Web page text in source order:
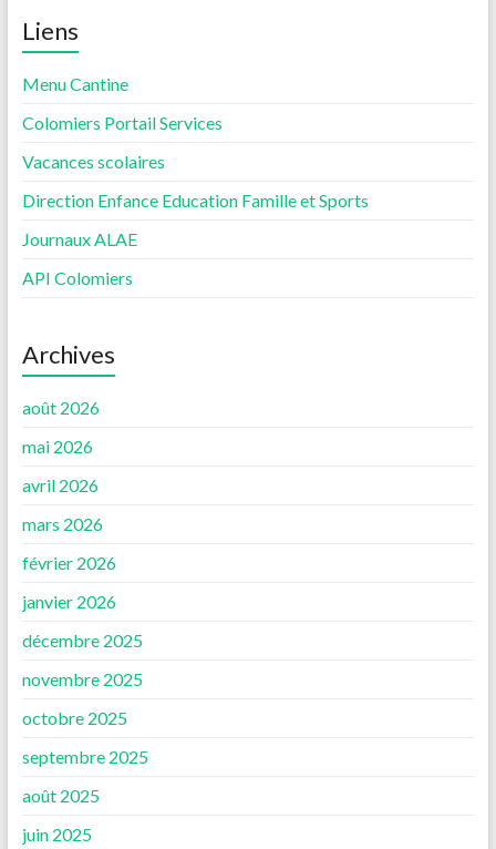
Liens
Menu Cantine
Colomiers Portail Services
Vacances scolaires
Direction Enfance Education Famille et Sports
Journaux ALAE
API Colomiers
Archives
août 2026
mai 2026
avril 2026
mars 2026
février 2026
janvier 2026
décembre 2025
novembre 2025
octobre 2025
septembre 2025
août 2025
juin 2025